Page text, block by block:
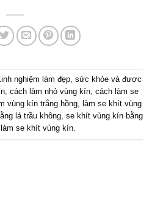
nghiệm làm đẹp, sức khỏevà được
, cách làm nhỏ vùng kín, cách làm se
vùng kín trắng hồng
làm se khít vùng
lá trầu không, se khít vùng kín bằng
se khít vùng kín